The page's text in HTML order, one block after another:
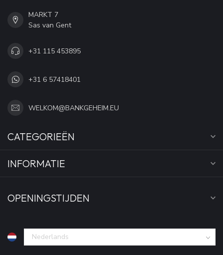
MARKT 7
Sas van Gent
+31 115 453895
+31 6 57418401
WELKOM@BANKGEHEIM.EU
CATEGORIEËN
INFORMATIE
OPENINGSTIJDEN